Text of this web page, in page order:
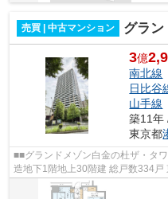
売買 | 中古マンション グラン
3億
南北線
日比谷
山手線
築11年
東京都
■■グランドメゾン白金の杜ザ・タワー■■ 平成27年5月築 鉄筋コ
造地下1階地上30階建 総戸数334戸 東京メトロ南北線「白金台」駅徒歩10分
東京メトロ日比谷線「広尾」駅徒歩